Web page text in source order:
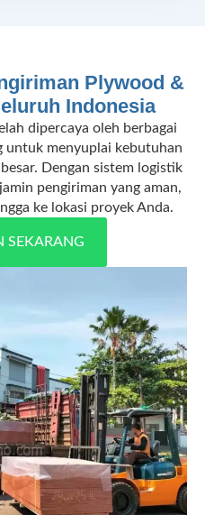
Plywood &
Indonesia
dipercaya oleh berbagai
untuk menyuplai kebutuhan
Dengan sistem logistik
pengiriman yang aman,
ke lokasi proyek Anda.
SEKARANG